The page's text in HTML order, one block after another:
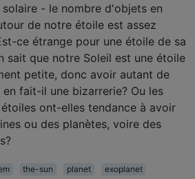
solaire - le nombre d'objets en
de notre étoile est assez
ce étrange pour une étoile de sa
sait que notre Soleil est une étoile
petite, donc avoir autant de
en fait-il une bizarrerie? Ou les
ont-elles tendance à avoir
ou des planètes, voire des
the-sun planet
exoplanet